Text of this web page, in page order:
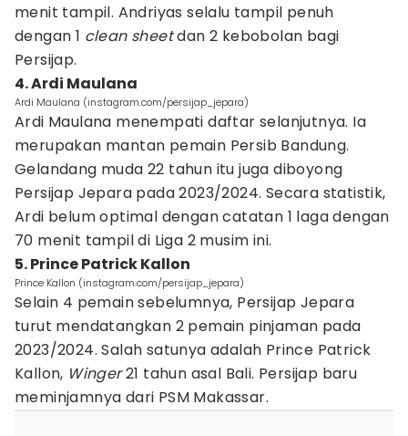
menit tampil. Andriyas selalu tampil penuh
dengan 1 clean sheetdan 2 kebobolan bagi
Persijap.
4. Ardi Maulana
Ardi Maulana (instagram.com/persijap_jepara)
Ardi Maulana menempati daftar selanjutnya. Ia
merupakan mantan pemain Persib Bandung.
Gelandang muda 22 tahun itu juga diboyong
Persijap Jepara pada 2023/2024. Secara statistik,
Ardi belum optimal dengan catatan 1 laga dengan
70 menit tampil di Liga 2 musim ini.
5. Prince Patrick Kallon
Prince Kallon (instagram.com/persijap_jepara)
Selain 4 pemain sebelumnya, Persijap Jepara
turut mendatangkan 2 pemain pinjaman pada
2023/2024. Salah satunya adalah Prince Patrick
Kallon, Winger21 tahun asal Bali. Persijap baru
meminjamnya dari PSM Makassar.